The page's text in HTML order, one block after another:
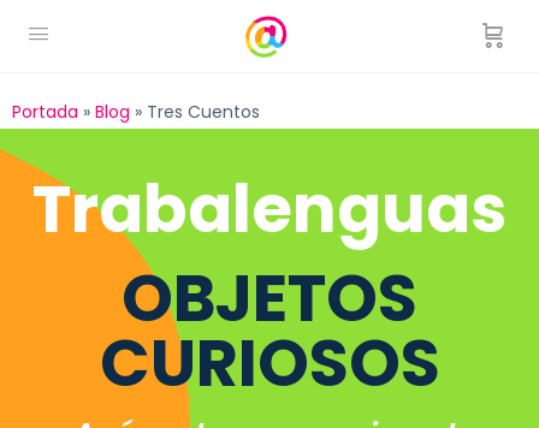
Portada » Blog » Tres Cuentos
Trabalenguas
OBJETOS
CURIOSOS